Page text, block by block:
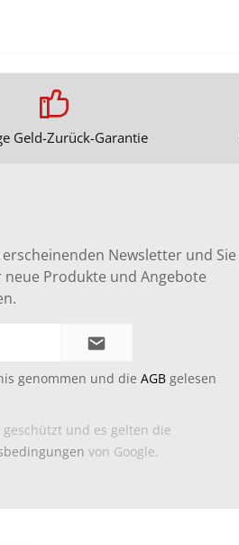
Geld-Zurück-Garantie
Newsletter und Sie
Produkte und Angebote
genommen und die AGB gelesen
geschützt und es gelten die
von Google.